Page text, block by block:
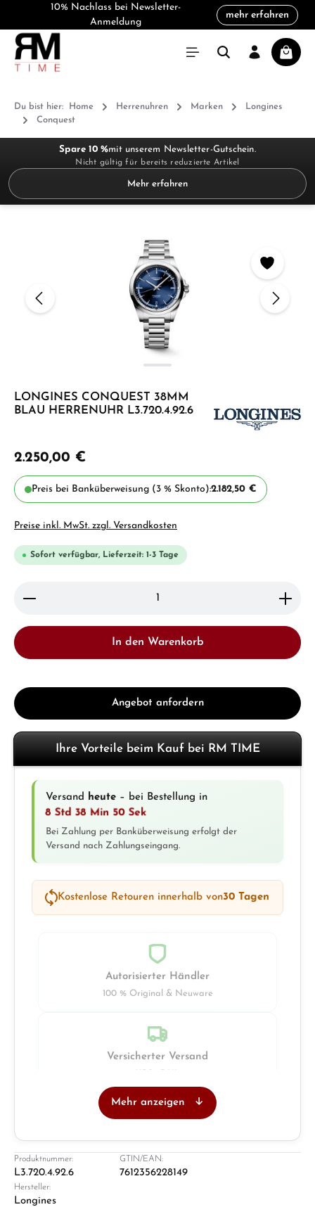
10% Nachlass bei Newsletter-
Anmeldung
mehr erfahren
Du bist hier: Home Herrenuhren Marken
Longines
Conquest
Spare 10 %mit unserem Newsletter-Gutschein.
Nicht gültig für bereits reduzierte Artikel
Mehr erfahren
LONGINES CONQUEST 38MM
BLAU HERRENUHR L3.720.4.92.6
2.250,00 €
Preis bei Banküberweisung (3 % Skonto):2.182,50 €
Preise inkl. MwSt. zzgl. Versandkosten
Sofort verfügbar, Lieferzeit: 1-3 Tage
Produkt Anzahl: Gib den gewünschten Wert ein
In den Warenkorb
Angebot anfordern
Ihre Vorteile beim Kauf bei RM TIME
Versand heute – bei Bestellung in
8 Std 38 Min 50 Sek
Bei Zahlung per Banküberweisung erfolgt der
Versand nach Zahlungseingang.
Kostenlose Retouren innerhalb von30 Tagen
Autorisierter Händler
100 % Original & Neuware
Versicherter Versand
Ladengeschäft in Solingen
Mehr anzeigen
Produktnummer:
L3.720.4.92.6
GTIN/EAN:
7612356228149
Hersteller:
Longines